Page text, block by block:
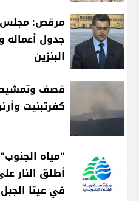
مرقص: مجلس
جدول
البنزين
قصف
كفرتبنيت
"مياه
أطلق النار
في عيتا الجبل